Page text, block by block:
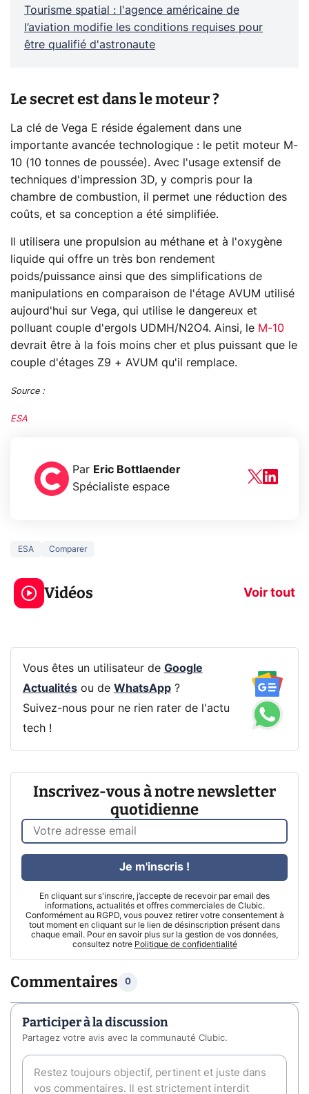
Tourisme spatial : l'agence américaine de
l’aviation modifie les conditions requises pour
être qualifié d'astronaute
Le secret est dans le moteur ?
La clé de Vega E réside également dans une
importante avancée technologique : le petit moteur M-
10 (10 tonnes de poussée). Avec l'usage extensif de
techniques d'impression 3D, y compris pour la
chambre de combustion, il permet une réduction des
coûts, et sa conception a été simplifiée.
Il utilisera une propulsion au méthane et à l'oxygène
liquide qui offre un très bon rendement
poids/puissance ainsi que des simplifications de
manipulations en comparaison de l'étage AVUM utilisé
aujourd'hui sur Vega, qui utilise le dangereux et
polluant couple d'ergols UDMH/N2O4. Ainsi, le M-10
devrait être à la fois moins cher et plus puissant que le
couple d'étages Z9 + AVUM qu'il remplace.
Source :
ESA
Par Eric Bottlaender
Spécialiste espace
ESA Comparer
Vidéos Voir tout
5 générations de
jeux dans la
prochaine Xbox !
navigation
Vous êtes un utilisateur de Google
Actualitésou de WhatsApp?
Suivez-nous pour ne rien rater de l'actu
tech !
Inscrivez-vous à notre newsletter
quotidienne
En cliquant sur s'inscrire, j’accepte de recevoir par email des
informations, actualités et offres commerciales de Clubic.
Conformément au RGPD, vous pouvez retirer votre consentement à
tout moment en cliquant sur le lien de désinscription présent dans
chaque email. Pour en savoir plus sur la gestion de vos données,
consultez notre Politique de confidentialité
Je m'inscris !
Commentaires 0
Participer à la discussion
Partagez votre avis avec la communauté Clubic.